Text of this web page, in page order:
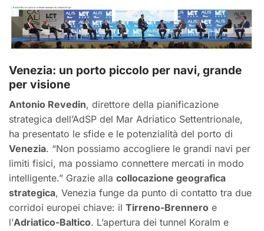
Venezia: un porto piccolo per navi, grande
per visione
Antonio Revedin, direttore della pianificazione
strategica dell’AdSP del Mar Adriatico Settentrionale,
ha presentato le sfide e le potenzialità del porto di
Venezia. “Non possiamo accogliere le grandi navi per
limiti fisici, ma possiamo connettere mercati in modo
intelligente.” Grazie alla collocazione geografica
strategica, Venezia funge da punto di contatto tra due
corridoi europei chiave: il Tirreno-Brennero e
l’Adriatico-Baltico. L’apertura dei tunnel Koralm e